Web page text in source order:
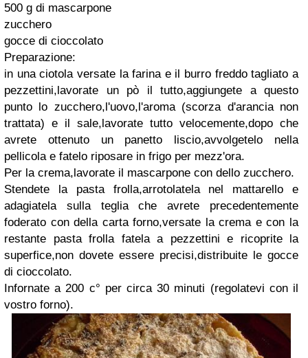
500 g di mascarpone
zucchero
gocce di cioccolato
Preparazione:
in una ciotola versate la farina e il burro freddo tagliato a
pezzettini,lavorate un pò il tutto,aggiungete a questo
punto lo zucchero,l'uovo,l'aroma (scorza d'arancia non
trattata) e il sale,lavorate tutto velocemente,dopo che
avrete ottenuto un panetto liscio,avvolgetelo nella
pellicola e fatelo riposare in frigo per mezz'ora.
Per la crema,lavorate il mascarpone con dello zucchero.
Stendete la pasta frolla,arrotolatela nel mattarello e
adagiatela sulla teglia che avrete precedentemente
foderato con della carta forno,versate la crema e con la
restante pasta frolla fatela a pezzettini e ricoprite la
superfice,non dovete essere precisi,distribuite le gocce
di cioccolato.
Infornate a 200 c° per circa 30 minuti (regolatevi con il
vostro forno).